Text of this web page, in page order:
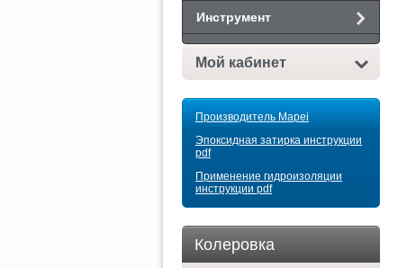
Инструмент
Мой кабинет
Производитель Mapei
Эпоксидная затирка инструкции
pdf
Применение гидроизоляции
инструкции pdf
Колеровка